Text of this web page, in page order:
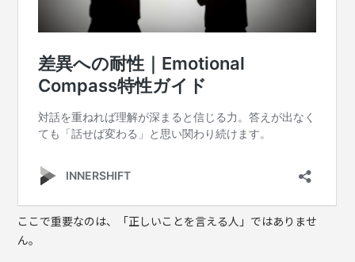
ここで重要なのは、「正しいことを言える人」ではありませ
ん。